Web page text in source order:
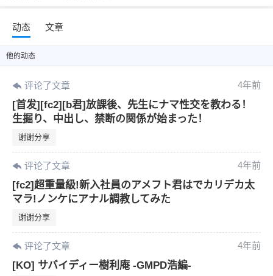
动态 文章
他的动态
评论了文章 4年前
[首发][fc2][b君]放課後、先生にナマ性交を教わる！
生掘り、中出し、禁断の関係が始まった！
谢谢分享
评论了文章 4年前
[fc2]超重量級!新入社員のアメフト君はでカリデカ太
マラ!ノンケにアナル調教してみた
谢谢分享
评论了文章 4年前
[KO] サバイディー樹利庵 -GMPD浩編-